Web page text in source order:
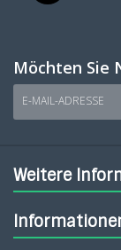
Möchten Sie
E-MAIL-ADRESSE
Weitere